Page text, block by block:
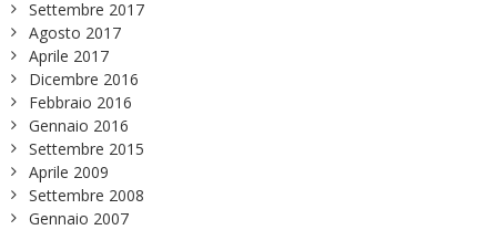
Settembre 2017
Agosto 2017
Aprile 2017
Dicembre 2016
Febbraio 2016
Gennaio 2016
Settembre 2015
Aprile 2009
Settembre 2008
Gennaio 2007